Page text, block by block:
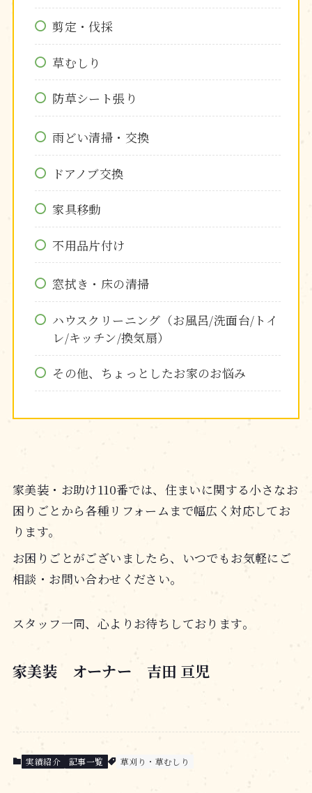
剪定・伐採
草むしり
防草シート張り
雨どい清掃・交換
ドアノブ交換
家具移動
不用品片付け
窓拭き・床の清掃
ハウスクリーニング（お風呂/洗面台/トイ
レ/キッチン/換気扇）
その他、ちょっとしたお家のお悩み
家美装・お助け110番では、住まいに関する小さなお
困りごとから各種リフォームまで幅広く対応してお
ります。
お困りごとがございましたら、いつでもお気軽にご
相談・お問い合わせください。
スタッフ一同、心よりお待ちしております。
家美装 オーナー 吉田 亘児
実績紹介 記事一覧 草刈り・草むしり